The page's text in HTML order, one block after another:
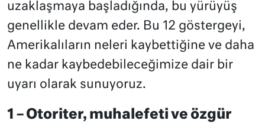
uzaklaşmaya başladığında, bu yürüyüş
genellikle devam eder. Bu 12 göstergeyi,
Amerikalıların neleri kaybettiğine ve daha
ne kadar kaybedebileceğimize dair bir
uyarı olarak sunuyoruz.
1 – Otoriter, muhalefeti ve özgür